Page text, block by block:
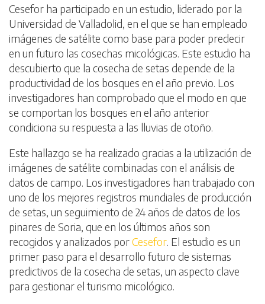
Cesefor ha participado en un estudio, liderado por la
Universidad de Valladolid, en el que se han empleado
imágenes de satélite como base para poder predecir
en un futuro las cosechas micológicas. Este estudio ha
descubierto que la cosecha de setas depende de la
productividad de los bosques en el año previo. Los
investigadores han comprobado que el modo en que
se comportan los bosques en el año anterior
condiciona su respuesta a las lluvias de otoño.
Este hallazgo se ha realizado gracias a la utilización de
imágenes de satélite combinadas con el análisis de
datos de campo. Los investigadores han trabajado con
uno de los mejores registros mundiales de producción
de setas, un seguimiento de 24 años de datos de los
pinares de Soria, que en los últimos años son
recogidos y analizados porCesefor. El estudio es un
primer paso para el desarrollo futuro de sistemas
predictivos de la cosecha de setas, un aspecto clave
para gestionar el turismo micológico.